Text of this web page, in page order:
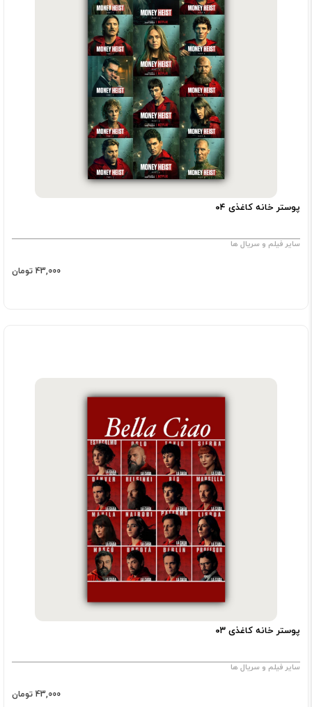
پوستر خانه کاغذی ۰۴
سایر فیلم و سریال ها
43,000 تومان
پوستر خانه کاغذی ۰۳
سایر فیلم و سریال ها
43,000 تومان